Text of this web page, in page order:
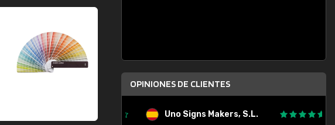
OPINIONES DE CLIENTES
Uno Signs Makers, S.L.